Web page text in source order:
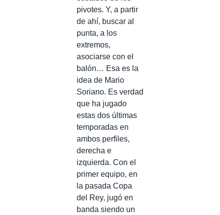
pivotes. Y, a partir
de ahí, buscar al
punta, a los
extremos,
asociarse con el
balón… Esa es la
idea de Mario
Soriano. Es verdad
que ha jugado
estas dos últimas
temporadas en
ambos perfiles,
derecha e
izquierda. Con el
primer equipo, en
la pasada Copa
del Rey, jugó en
banda siendo un